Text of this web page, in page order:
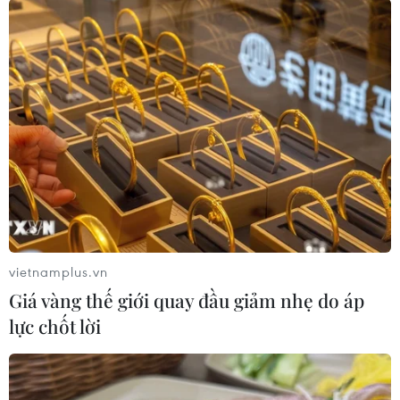
Theo dõi VietnamPlus
TIN LIÊN QUAN
vietnamplus.vn
Giá vàng thế giới quay đầu giảm nhẹ do áp
lực chốt lời